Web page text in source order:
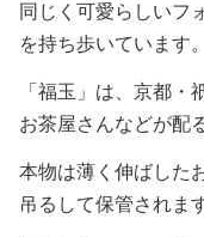
同じく可愛らしいフ
を持ち歩いています。
「福玉」は、京都・
お茶屋さんなどが配
本物は薄く伸ばした
吊るして保管されま